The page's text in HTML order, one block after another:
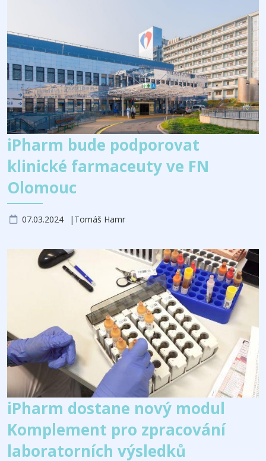
iPharm bude podporovat
klinické farmaceuty ve FN
Olomouc
07.03.2024 Tomáš Hamr
iPharm dostane nový modul
Komplement pro zpracování
laboratorních výsledků